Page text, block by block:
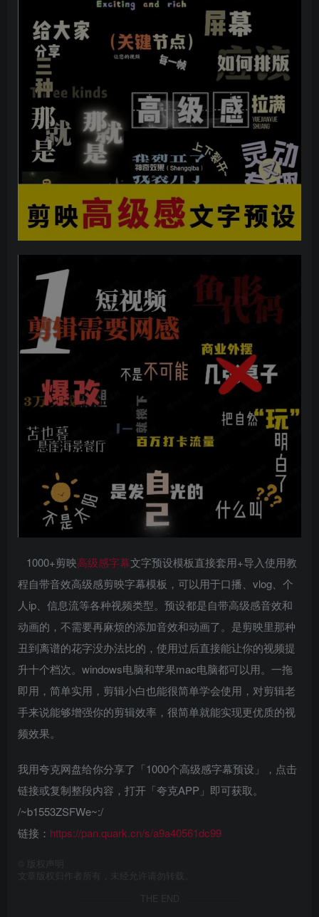
1000+剪映高级感字幕文字预设模板直接套用+导入使用教
程自带音效高级感剪映字幕模板，可以用于口播、vlog、个
人ip、信息流等各种视频类型。预设都是自带高级感音效和
动画的，不需要再麻烦的添加音效和动画了。是剪映里那种
丑到离谱的花字没办法比的，使用过后直接能让你的视频提
升十个档次。windows电脑和苹果mac电脑都可以用。一拖
即用，简单实用，剪辑小白也能很简单学会使用，对剪辑老
手来说能够增强你的剪辑效率，很简单就能实现更优质的视
频效果。
我用夸克网盘给你分享了「1000个高级感字幕预设」，点击
链接或复制整段内容，打开「夸克APP」即可获取。
/~b1553ZSFWe~:/
链接： https://pan.quark.cn/s/a9a40561dc99
版权声明
文章版权归作者所有，未经允许请勿转载。
THE END